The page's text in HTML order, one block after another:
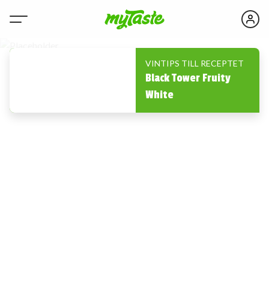
VINTIPS TILL RECEPTET
Black Tower Fruity
White